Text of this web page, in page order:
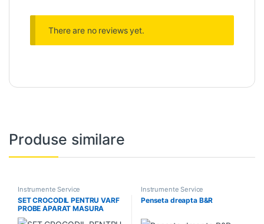
There are no reviews yet.
Produse similare
Instrumente Service
SET CROCODIL PENTRU VARF
PROBE APARAT MASURA
ROSU SI NEGRU
Instrumente Service
Penseta dreapta B&R